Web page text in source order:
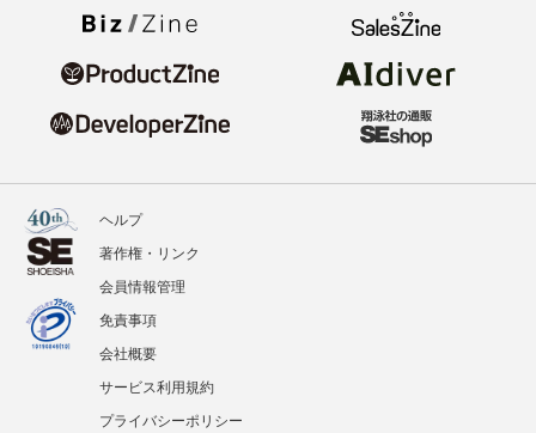
ヘルプ
著作権・リンク
会員情報管理
免責事項
会社概要
サービス利用規約
プライバシーポリシー